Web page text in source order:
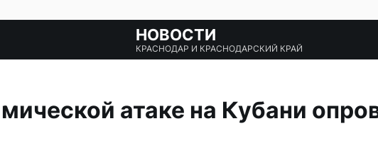
НОВОСТИ
КРАСНОДАР И КРАСНОДАРСКИЙ КРАЙ
атаке на Кубани